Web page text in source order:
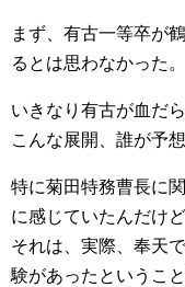
まず、有古一等卒が
るとは思わなかった。
いきなり有古が血だ
こんな展開、誰が予
特に菊田特務曹長に
に感じていたんだけ
それは、実際、奉天
験があったというこ